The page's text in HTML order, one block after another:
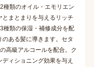
種類のオイル・エモリエン
とまとまりを与えるリッチ
種類の保湿・補修成分を配
ある髪に導きます。セタ
高級アルコールを配合。ク
ィショニング効果を与え